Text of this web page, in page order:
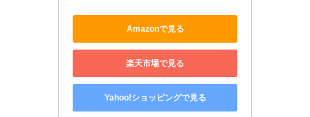
Amazonで見る
楽天市場で見る
Yahoo!ショッピングで見る